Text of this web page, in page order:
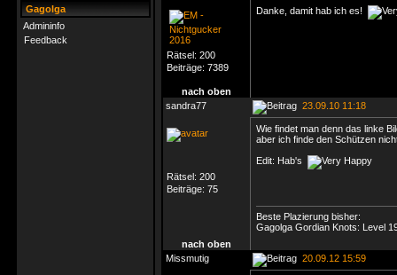
Gagolga
Admininfo
Feedback
Rätsel: 200
Beiträge: 7389
Danke, damit hab ich es!
nach oben
sandra77
23.09.10 11:18
Rätsel: 200
Beiträge: 75
Wie findet man denn das linke
aber ich finde den Schützen
Edit: Hab's
Beste Plazierung bisher:
Gagolga Gordian Knots: Level
nach oben
Missmutig
20.09.12 15:59